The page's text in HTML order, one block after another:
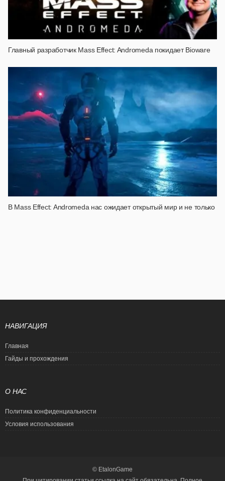
Главный разработчик Mass Effect: Andromeda покидает Bioware
В Mass Effect: Andromeda нас ожидает открытый мир и не только
НАВИГАЦИЯ
Главная
Гайды и прохождения
О НАС
Политика конфиденциальности
Условия использования
© EtalonGame